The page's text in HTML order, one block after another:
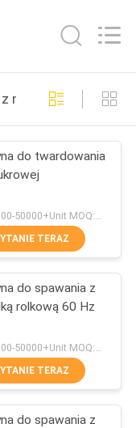
57
0
nakładką rolkową
do twardowania
USD+2000-50000+Unit MOQ:1 JEDNOSTKA
TERAZ
do spawania z
rolkową 60 Hz
TERAZ
do spawania z